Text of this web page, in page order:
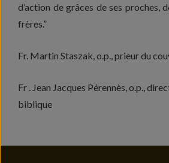
d’action de grâces de ses proches,
frères.”
Fr. Martin Staszak, o.p., prieur du
Fr . Jean Jacques Pérennès, o.p.,
biblique